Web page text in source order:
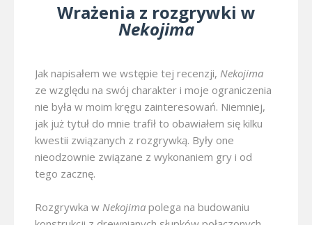
Wrażenia z rozgrywki w
Nekojima
Jak napisałem we wstępie tej recenzji, Nekojima
ze względu na swój charakter i moje ograniczenia
nie była w moim kręgu zainteresowań. Niemniej,
jak już tytuł do mnie trafił to obawiałem się kilku
kwestii związanych z rozgrywką. Były one
nieodzownie związane z wykonaniem gry i od
tego zacznę.
Rozgrywka w Nekojima polega na budowaniu